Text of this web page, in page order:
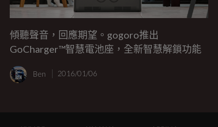
傾聽聲音，回應期望。gogoro推出
GoCharger™智慧電池座，全新智慧解鎖功能
Ben 2016/01/06